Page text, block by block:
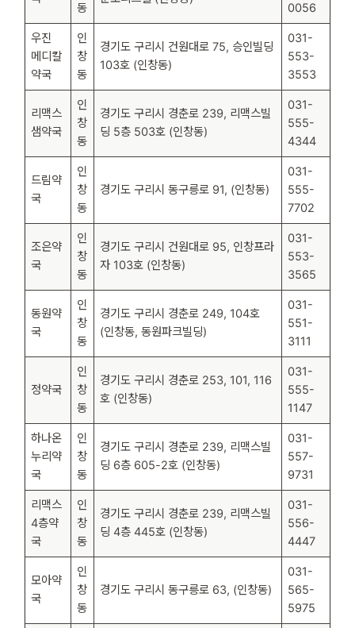
동 0056
우진
메디칼
약국
인
창
동
경기도 구리시 건원대로 75, 승인빌딩
103호 (인창동)
031-
553-
3553
리맥스
샘약국
인
창
동
경기도 구리시 경춘로 239, 리맥스빌
딩 5층 503호 (인창동)
031-
555-
4344
드림약
국
인
창
동
경기도 구리시 동구릉로 91, (인창동)
031-
555-
7702
조은약
국
인
창
동
경기도 구리시 건원대로 95, 인창프라
자 103호 (인창동)
031-
553-
3565
동원약
국
인
창
동
경기도 구리시 경춘로 249, 104호
(인창동, 동원파크빌딩)
031-
551-
3111
정약국
인
창
동
경기도 구리시 경춘로 253, 101, 116
호 (인창동)
031-
555-
1147
하나온
누리약
국
인
창
동
경기도 구리시 경춘로 239, 리맥스빌
딩 6층 605-2호 (인창동)
031-
557-
9731
리맥스
4층약
국
인
창
동
경기도 구리시 경춘로 239, 리맥스빌
딩 4층 445호 (인창동)
031-
556-
4447
모아약
국
인
창
동
경기도 구리시 동구릉로 63, (인창동)
031-
565-
5975